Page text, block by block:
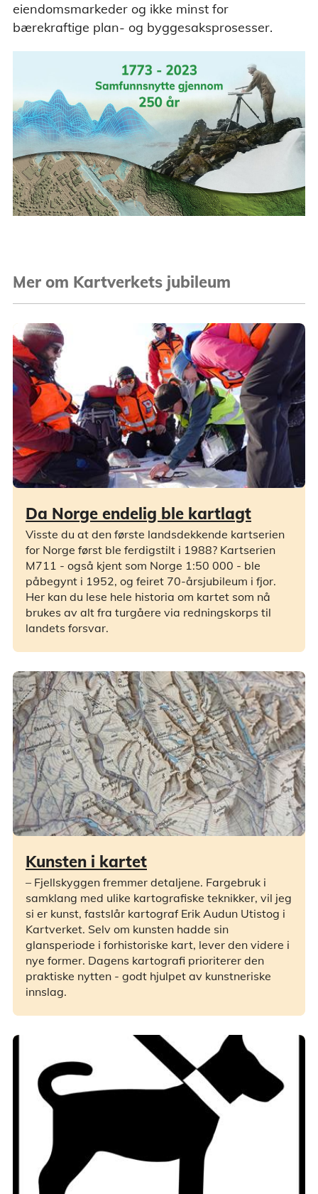
eiendomsmarkeder og ikke minst for
bærekraftige plan- og byggesaksprosesser.
Mer om Kartverkets jubileum
Da Norge endelig ble kartlagt
Visste du at den første landsdekkende kartserien
for Norge først ble ferdigstilt i 1988? Kartserien
M711 - også kjent som Norge 1:50 000 - ble
påbegynt i 1952, og feiret 70-årsjubileum i fjor.
Her kan du lese hele historia om kartet som nå
brukes av alt fra turgåere via redningskorps til
landets forsvar.
Kunsten i kartet
– Fjellskyggen fremmer detaljene. Fargebruk i
samklang med ulike kartografiske teknikker, vil jeg
si er kunst, fastslår kartograf Erik Audun Utistog i
Kartverket. Selv om kunsten hadde sin
glansperiode i forhistoriske kart, lever den videre i
nye former. Dagens kartografi prioriterer den
praktiske nytten - godt hjulpet av kunstneriske
innslag.